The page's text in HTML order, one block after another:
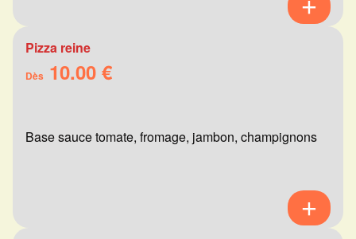
Pizza reine
Dès 10.00 €
Base sauce tomate, fromage, jambon, champignons